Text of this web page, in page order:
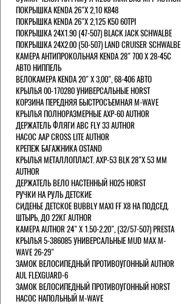
ПОКРЫШКА KENDA 26"Х 2,10 K848
ПОКРЫШКА KENDA 26"Х 2,125 K50 60TPI
ПОКРЫШКА 24X1.90 (47-507) BLACK JACK SCHWALBE
ПОКРЫШКА 24X2.00 (50-507) LAND CRUISER SCHWALBE
КАМЕРА АНТИПРОКОЛЬНАЯ KENDA 28" 700 Х 28-45C
АВТО НИППЕЛЬ
ВЕЛОКАМЕРА KENDA 20" Х 3,00", 68-406 АВТО
КРЫЛЬЯ 00-170280 УНИВЕРСАЛЬНЫЕ HORST
КОРЗИНА ПЕРЕДНЯЯ БЫСТРОСЪЕМНАЯ M-WAVE
КРЫЛЬЯ ПОЛНОРАЗМЕРНЫЕ AXP-60 AUTHOR
ДЕРЖАТЕЛЬ ФЛЯГИ АВС FLY 33 AUTHOR
НАСОС AAP CROSS LITE AUTHOR
КРЕПЕЖ БАГАЖНИКА OSTAND
КРЫЛЬЯ МЕТАЛЛОПЛАСТ. AXP-53 BLK 28"Х 53 ММ
AUTHOR
ДЕРЖАТЕЛЬ ВЕЛО НАСТЕННЫЙ H025 HORST
РУЧКИ НА РУЛЬ ДЕТСКИЕ
СИДЕНЬЕ ДЕТСКОЕ BUBBLY MAXI FF X8 НА ПОДСЕД.
ШТЫРЬ, ДО 22КГ AUTHOR
КАМЕРА AUTHOR 24" Х 1.50-2.20", (32/57-507) PRESTA
КРЫЛЬЯ 5-386085 УНИВЕРСАЛЬНЫЕ MUD MAX M-
WAVE 26-29"
ЗАМОК ВЕЛОСИПЕДНЫЙ ПРОТИВОУГОННЫЙ AUTHOR
AUL FLEXGUARD-6
ЗАМОК ВЕЛОСИПЕДНЫЙ ПРОТИВОУГОННЫЙ HORST
НАСОС НАПОЛЬНЫЙ M-WAVE